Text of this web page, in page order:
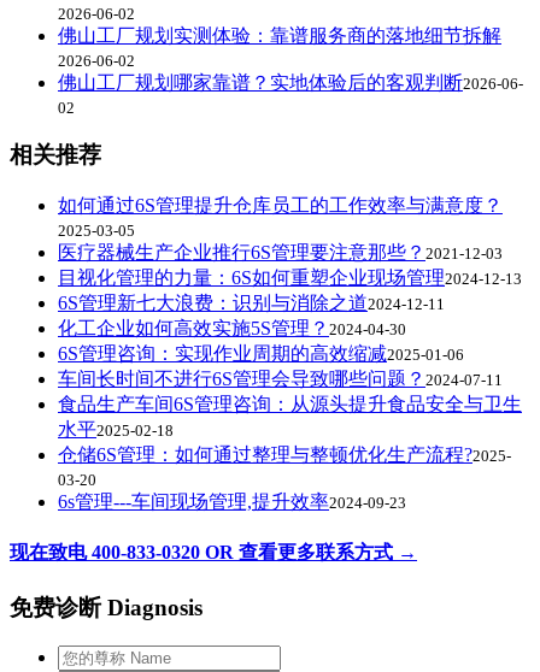
2026-06-02
佛山工厂规划实测体验：靠谱服务商的落地细节拆解
2026-06-02
佛山工厂规划哪家靠谱？实地体验后的客观判断2026-06-
02
相关推荐
如何通过6S管理提升仓库员工的工作效率与满意度？
2025-03-05
医疗器械生产企业推行6S管理要注意那些？ 2021-12-03
目视化管理的力量：6S如何重塑企业现场管理2024-12-13
6S管理新七大浪费：识别与消除之道2024-12-11
化工企业如何高效实施5S管理？ 2024-04-30
6S管理咨询：实现作业周期的高效缩减2025-01-06
车间长时间不进行6S管理会导致哪些问题？ 2024-07-11
食品生产车间6S管理咨询：从源头提升食品安全与卫生
水平2025-02-18
仓储6S管理：如何通过整理与整顿优化生产流程?2025-
03-20
6s管理---车间现场管理,提升效率2024-09-23
现在致电 400-833-0320 OR 查看更多联系方式 →
免费诊断 Diagnosis